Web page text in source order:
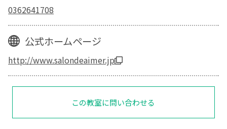
0362641708
公式ホームページ
http://www.salondeaimer.jp
この教室に問い合わせる